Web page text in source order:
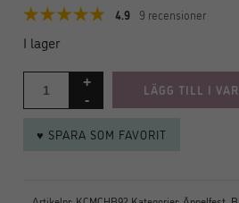
4.9 9 recensioner
I lager
LÄGG TILL I
♥ SPARA SOM FAVORIT